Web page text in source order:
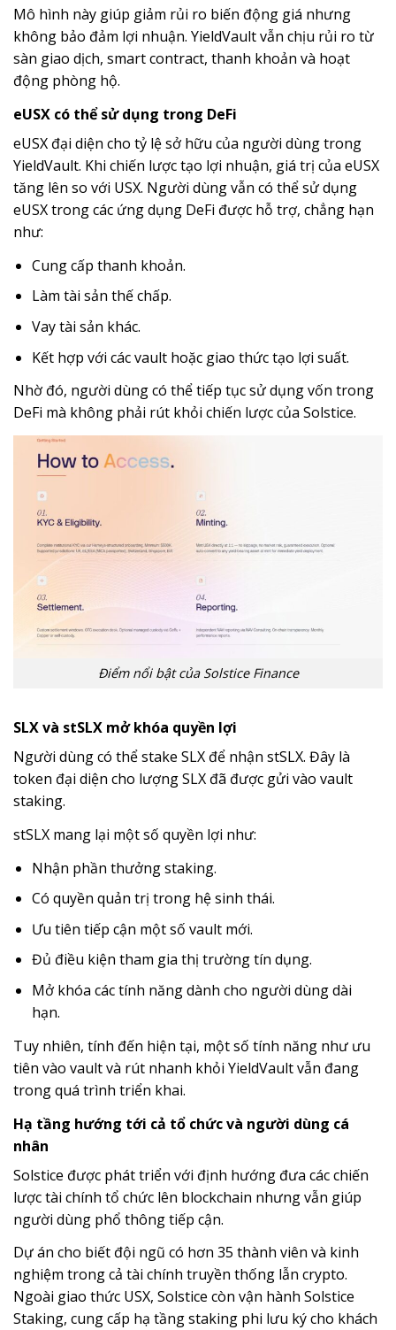
Mô hình này giúp giảm rủi ro biến động giá nhưng
không bảo đảm lợi nhuận. YieldVault vẫn chịu rủi ro từ
sàn giao dịch, smart contract, thanh khoản và hoạt
động phòng hộ.
eUSX có thể sử dụng trong DeFi
eUSX đại diện cho tỷ lệ sở hữu của người dùng trong
YieldVault. Khi chiến lược tạo lợi nhuận, giá trị của eUSX
tăng lên so với USX. Người dùng vẫn có thể sử dụng
eUSX trong các ứng dụng DeFi được hỗ trợ, chẳng hạn
như:
Cung cấp thanh khoản.
Làm tài sản thế chấp.
Vay tài sản khác.
Kết hợp với các vault hoặc giao thức tạo lợi suất.
Nhờ đó, người dùng có thể tiếp tục sử dụng vốn trong
DeFi mà không phải rút khỏi chiến lược của Solstice.
Điểm nổi bật của Solstice Finance
SLX và stSLX mở khóa quyền lợi
Người dùng có thể stake SLX để nhận stSLX. Đây là
token đại diện cho lượng SLX đã được gửi vào vault
staking.
stSLX mang lại một số quyền lợi như:
Nhận phần thưởng staking.
Có quyền quản trị trong hệ sinh thái.
Ưu tiên tiếp cận một số vault mới.
Đủ điều kiện tham gia thị trường tín dụng.
Mở khóa các tính năng dành cho người dùng dài
hạn.
Tuy nhiên, tính đến hiện tại, một số tính năng như ưu
tiên vào vault và rút nhanh khỏi YieldVault vẫn đang
trong quá trình triển khai.
Hạ tầng hướng tới cả tổ chức và người dùng cá
nhân
Solstice được phát triển với định hướng đưa các chiến
lược tài chính tổ chức lên blockchain nhưng vẫn giúp
người dùng phổ thông tiếp cận.
Dự án cho biết đội ngũ có hơn 35 thành viên và kinh
nghiệm trong cả tài chính truyền thống lẫn crypto.
Ngoài giao thức USX, Solstice còn vận hành Solstice
Staking, cung cấp hạ tầng staking phi lưu ký cho khách